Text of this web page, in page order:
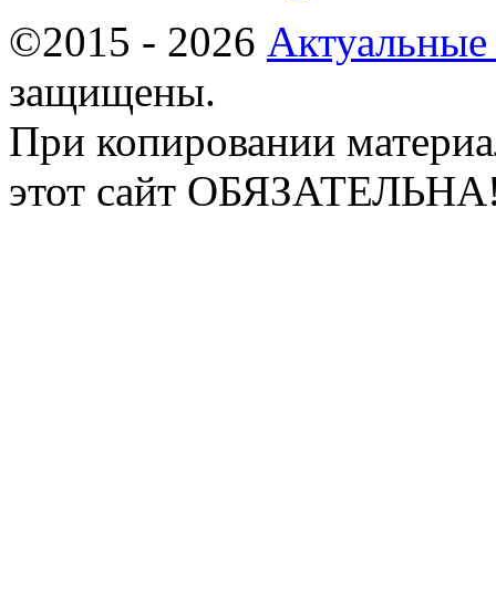
©2015 - 2026
защищены.
При копировании
этот сайт